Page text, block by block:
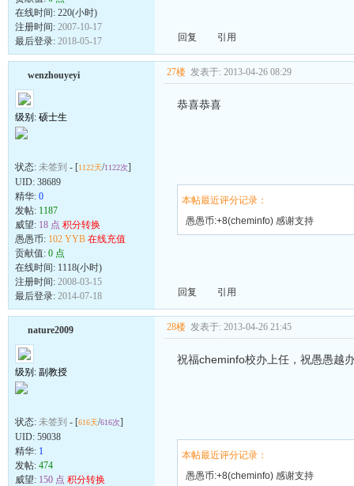
在线时间: 220(小时)
注册时间: 2007-10-17
最后登录: 2018-05-17 回复 引用
wenzhouyeyi
级别: 硕士生
状态: 未签到 - [1122天/1122次]
UID: 38689
精华: 0
发帖: 1187
威望: 18 点 积分转换
愚愚币: 102 YYB 在线充值
贡献值: 0 点
在线时间: 1118(小时)
注册时间: 2008-03-15
最后登录: 2014-07-18
27楼 发表于: 2013-04-26 08:29
恭喜恭喜
本帖最近评分记录：
愚愚币:+8(cheminfo) 感谢支持
回复 引用
nature2009
级别: 副教授
状态: 未签到 - [616天/616次]
UID: 59038
精华: 1
发帖: 474
威望: 150 点 积分转换
28楼 发表于: 2013-04-26 21:45
祝福cheminfo校办上任，祝愚愚越
本帖最近评分记录：
愚愚币:+8(cheminfo) 感谢支持